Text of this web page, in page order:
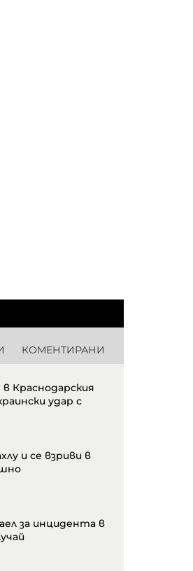
КОМЕНТИРАНИ
Краснодарския
удар с
и се взриви в
за инцидента в